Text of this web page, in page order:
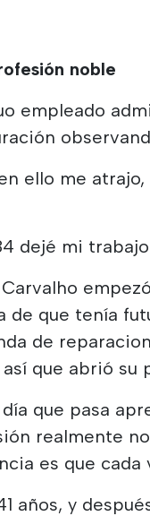
noble
empleado
ello me
dejé mi
de que tenía
de
que abrió su
día que pasa
realmente
es que cada
años, y